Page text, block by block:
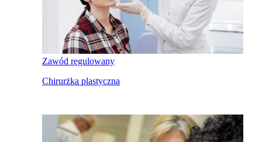
Zawód regulowany
Chirurżka plastyczna